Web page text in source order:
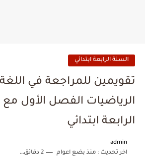
السنة الرابعة ابتدائي
تقويمين للمراجعة في اللغة
الرياضيات الفصل الأول مع
الرابعة ابتدائي
admin
اخر تحديث :منذ بضع اعوام 2 دقائق للقراءة